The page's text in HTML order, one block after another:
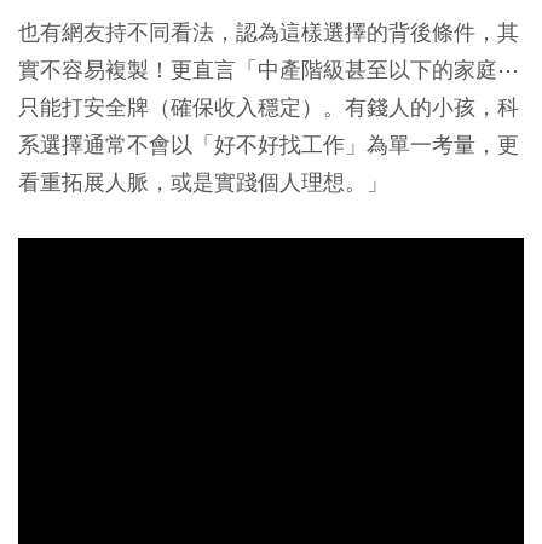
也有網友持不同看法，認為這樣選擇的背後條件，其
實不容易複製！更直言「中產階級甚至以下的家庭⋯
只能打安全牌（確保收入穩定）。有錢人的小孩，科
系選擇通常不會以「好不好找工作」為單一考量，更
看重拓展人脈，或是實踐個人理想。」